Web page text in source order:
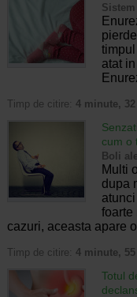
atat
Timp de citire: 4 minute,
cum o
Boli
Multi
dupa
foarte
cazuri, aceasta apare
Timp de citire: 4 minute,
Totul